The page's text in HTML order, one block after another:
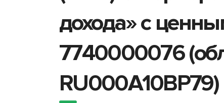
дохода» с
7740000076
RU000A10BP79)